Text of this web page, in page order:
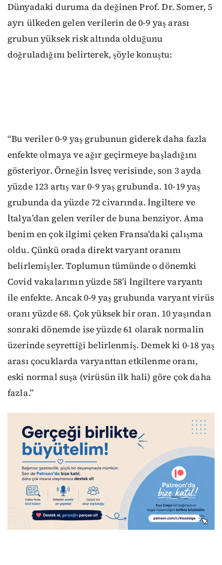
Dünyadaki duruma da değinen Prof. Dr. Somer, 5
ayrı ülkeden gelen verilerin de 0-9 yaş arası
grubun yüksek risk altında olduğunu
doğruladığını belirterek, şöyle konuştu:
“Bu veriler 0-9 yaş grubunun giderek daha fazla
enfekte olmaya ve ağır geçirmeye başladığını
gösteriyor. Örneğin İsveç verisinde, son 3 ayda
yüzde 123 artış var 0-9 yaş grubunda. 10-19 yaş
grubunda da yüzde 72 civarında. İngiltere ve
İtalya’dan gelen veriler de buna benziyor. Ama
benim en çok ilgimi çeken Fransa'daki çalışma
oldu. Çünkü orada direkt varyant oranını
belirlemişler. Toplumun tümünde o dönemki
Covid vakalarının yüzde 58’i İngiltere varyantı
ile enfekte. Ancak 0-9 yaş grubunda varyant virüs
oranı yüzde 68. Çok yüksek bir oran. 10 yaşından
sonraki dönemde ise yüzde 61 olarak normalin
üzerinde seyrettiği belirlenmiş. Demek ki 0-18 yaş
arası çocuklarda varyanttan etkilenme oranı,
eski normal suşa (virüsün ilk hali) göre çok daha
fazla.”